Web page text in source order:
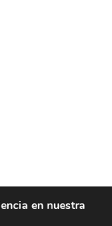
en nuestra